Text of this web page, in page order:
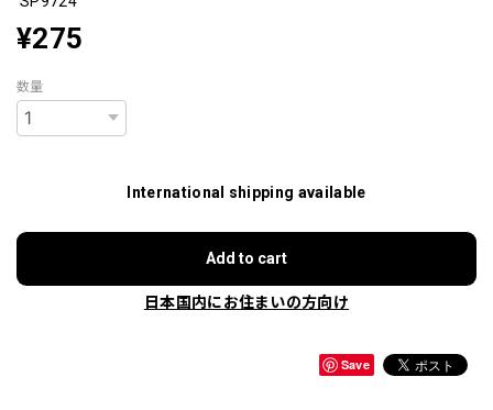
¥275
数量
International shipping available
Add to cart
日本国内にお住まいの方向け
Save